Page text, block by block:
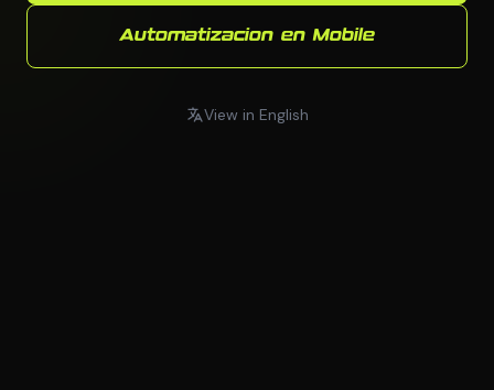
Automatizacion en Mobile
View in English